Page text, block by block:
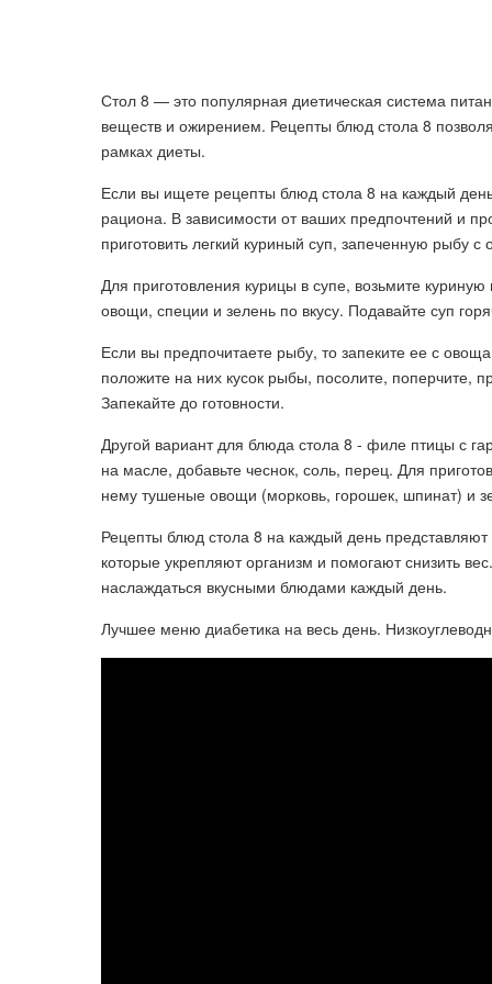
Стол 8 — это популярная диетическая система
веществ и ожирением. Рецепты блюд стола 8
рамках диеты.
Если вы ищете рецепты блюд стола 8 на каждый
рациона. В зависимости от ваших предпочтений и
приготовить легкий куриный суп, запеченную рыбу
Для приготовления курицы в супе, возьмите
овощи, специи и зелень по вкусу. Подавайте суп
Если вы предпочитаете рыбу, то запеките ее с
положите на них кусок рыбы, посолите, поперчите,
Запекайте до готовности.
Другой вариант для блюда стола 8 - филе птицы с
на масле, добавьте чеснок, соль, перец. Для
нему тушеные овощи (морковь, горошек, шпинат) и
Рецепты блюд стола 8 на каждый день
которые укрепляют организм и помогают снизить
наслаждаться вкусными блюдами каждый день.
Лучшее меню диабетика на весь день.